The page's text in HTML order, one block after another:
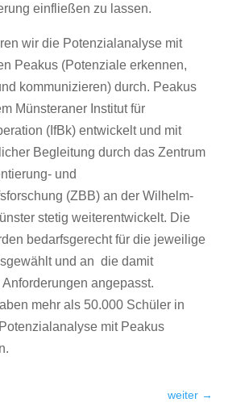
einfließen zu lassen.
wir die Potenzialanalyse mit
Peakus (Potenziale erkennen,
kommunizieren) durch. Peakus
Münsteraner Institut für
(IfBk) entwickelt und mit
Begleitung durch das Zentrum
und
(ZBB) an der Wilhelm-
stetig weiterentwickelt. Die
bedarfsgerecht für die jeweilige
und an die damit
angepasst.
mehr als 50.000 Schüler in
mit Peakus
weiter →